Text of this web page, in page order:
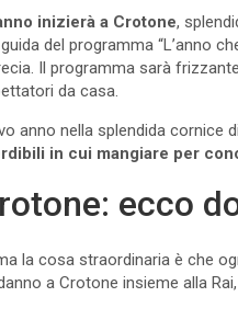
inizierà a Crotone,
del programma “L’anno
Il programma sarà
da casa.
anno nella splendida
in cui mangiare per
ecco
la cosa straordinaria è che
a Crotone insieme alla